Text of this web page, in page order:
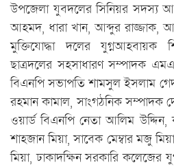
উপজেলা যুবদলের সিনিয়র সদস্য
আহমদ, ধারা খান, আব্দুর রাজ্জাক,
মুক্তিযোদ্ধা দলের যুগ্নআহবায়ক
ছাত্রদলের সহসাধারণ সম্পাদক
বিএনপি সভাপতি শামসুল ইসলাম
রহমান কামাল, সাংগঠনিক সম্পাদক
ওয়ার্ড বিএনপি নেতা আলিম
শাহজান মিয়া, সাবেক মেম্বার মজু
মিয়া, ঢাকাদক্ষিন সরকারি